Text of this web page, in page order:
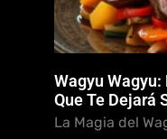
Wagyu
Que Te Dejará
La Magia del